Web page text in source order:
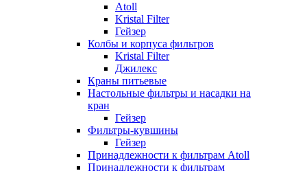
Atoll
Kristal Filter
Гейзер
Колбы и корпуса фильтров
Kristal Filter
Джилекс
Краны питьевые
Настольные фильтры и насадки на
кран
Гейзер
Фильтры-кувшины
Гейзер
Принадлежности к фильтрам Atoll
Принадлежности к фильтрам